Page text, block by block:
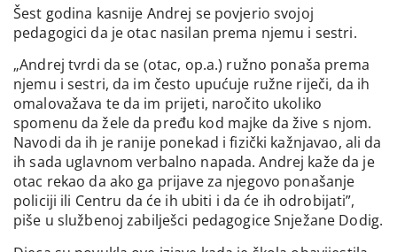
Šest godina kasnije Andrej se povjerio svojoj
pedagogici da je otac nasilan prema njemu i sestri.
„Andrej tvrdi da se (otac, op.a.) ružno ponaša prema
njemu i sestri, da im često upućuje ružne riječi, da ih
omalovažava te da im prijeti, naročito ukoliko
spomenu da žele da pređu kod majke da žive s njom.
Navodi da ih je ranije ponekad i fizički kažnjavao, ali da
ih sada uglavnom verbalno napada. Andrej kaže da je
otac rekao da ako ga prijave za njegovo ponašanje
policiji ili Centru da će ih ubiti i da će ih odrobijati”,
piše u službenoj zabilješci pedagogice Snježane Dodig.